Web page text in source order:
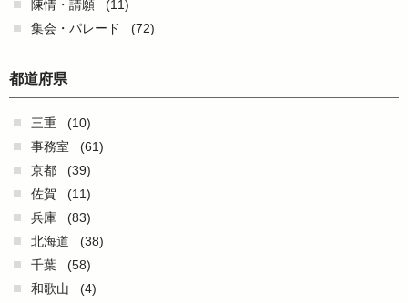
陳情・請願
(11)
集会・パレード
(72)
都道府県
三重
(10)
事務室
(61)
京都
(39)
佐賀
(11)
兵庫
(83)
北海道
(38)
千葉
(58)
和歌山
(4)